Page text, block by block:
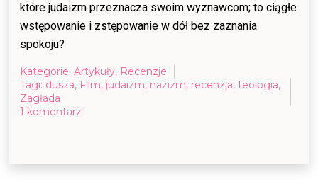
które judaizm przeznacza swoim wyznawcom; to ciągłe
wstępowanie i zstępowanie w dół bez zaznania
spokoju?
Kategorie: Artykuły, Recenzje
Tagi: dusza, Film, judaizm, nazizm, recenzja, teologia,
Zagłada
1 komentarz